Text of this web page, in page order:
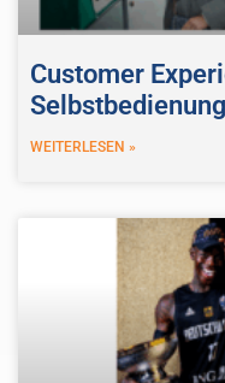
Customer
WEITERLESEN »